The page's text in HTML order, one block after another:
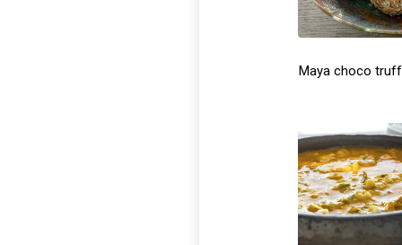
Maya choco